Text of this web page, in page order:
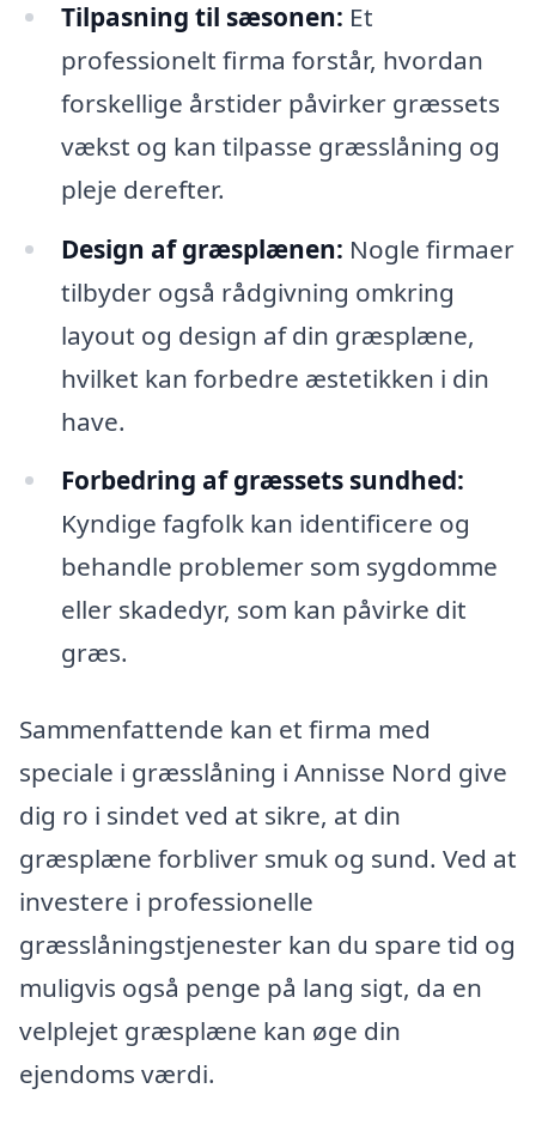
Tilpasning til sæsonen: Et
professionelt firma forstår, hvordan
forskellige årstider påvirker græssets
vækst og kan tilpasse græsslåning og
pleje derefter.
Design af græsplænen: Nogle firmaer
tilbyder også rådgivning omkring
layout og design af din græsplæne,
hvilket kan forbedre æstetikken i din
have.
Forbedring af græssets sundhed:
Kyndige fagfolk kan identificere og
behandle problemer som sygdomme
eller skadedyr, som kan påvirke dit
græs.
Sammenfattende kan et firma med
speciale i græsslåning i Annisse Nord give
dig ro i sindet ved at sikre, at din
græsplæne forbliver smuk og sund. Ved at
investere i professionelle
græsslåningstjenester kan du spare tid og
muligvis også penge på lang sigt, da en
velplejet græsplæne kan øge din
ejendoms værdi.